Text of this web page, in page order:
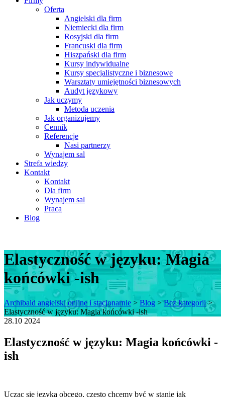
Oferta
Angielski dla firm
Niemiecki dla firm
Rosyjski dla firm
Francuski dla firm
Hiszpański dla firm
Kursy indywidualne
Kursy specjalistyczne i biznesowe
Warsztaty umiejętności biznesowych
Audyt językowy
Jak uczymy
Metoda uczenia
Jak organizujemy
Cennik
Referencje
Nasi partnerzy
Wynajem sal
Strefa wiedzy
Kontakt
Kontakt
Dla firm
Wynajem sal
Praca
Blog
Elastyczność w języku: Magia
końcówki -ish
Archibald angielski online i stacjonarnie >Blog >Bez kategorii>
Elastyczność w języku: Magia końcówki -ish
28.10 2024
Elastyczność w języku: Magia końcówki -
ish
Ucząc się języka obcego, często chcemy być w stanie jak